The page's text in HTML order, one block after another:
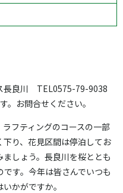
長良川 TEL0575-79-9038
。お問合せください。
フティングのコースの一部
り、花見区間は停泊してお
しょう。長良川を桜ととも
す。今年は皆さんでいつも
かがですか。